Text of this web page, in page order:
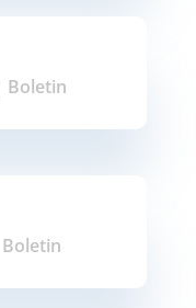
Boletin
Boletin